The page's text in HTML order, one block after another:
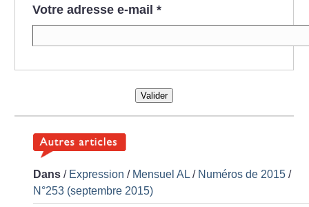
Votre adresse e-mail *
Valider
Dans / Expression / Mensuel AL / Numéros de 2015 /
N°253 (septembre 2015)